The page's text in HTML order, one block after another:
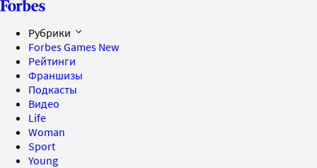
Рубрики
Forbes Games New
Рейтинги
Франшизы
Подкасты
Видео
Life
Woman
Sport
Young